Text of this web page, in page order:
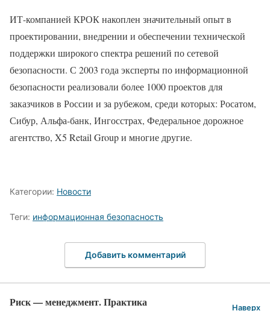
ИТ-компанией КРОК накоплен значительный опыт в
проектировании, внедрении и обеспечении технической
поддержки широкого спектра решений по сетевой
безопасности. С 2003 года эксперты по информационной
безопасности реализовали более 1000 проектов для
заказчиков в России и за рубежом, среди которых: Росатом,
Сибур, Альфа-банк, Ингосстрах, Федеральное дорожное
агентство, X5 Retail Group и многие другие.
Категории: Новости
Теги: информационная безопасность
Добавить комментарий
Риск — менеджмент. Практика Наверх